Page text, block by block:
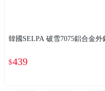
韓國SELPA 破雪7075鋁合金
$439